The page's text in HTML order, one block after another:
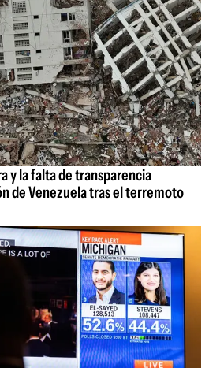
y la falta de transparencia
de Venezuela tras el terremoto